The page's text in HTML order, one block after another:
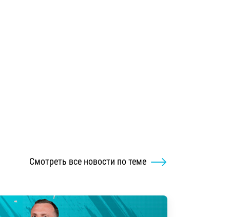
Смотреть все новости по теме